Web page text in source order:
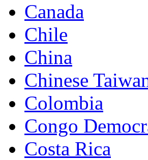
Canada
Chile
China
Chinese
Colombia
Congo
Costa Rica